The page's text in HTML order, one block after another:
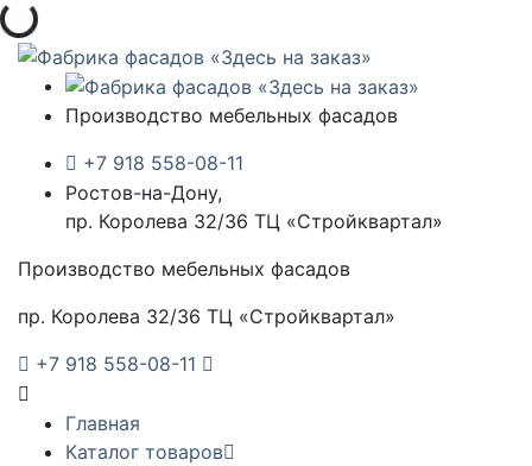
Производство мебельных фасадов
+7 918 558-08-11
Ростов-на-Дону,
пр. Королева 32/36 ТЦ «Стройквартал»
Производство мебельных фасадов
пр. Королева 32/36 ТЦ «Стройквартал»
+7 918 558-08-11
Главная
Каталог товаров